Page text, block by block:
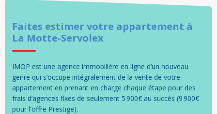
Faites estimer votre appartement à
La Motte-Servolex
IMOP est une agence immobilière en ligne d’un nouveau
genre qui s’occupe intégralement de la vente de votre
appartement en prenant en charge chaque étape pour des
frais d’agences fixes de seulement 5 900€ au succès (9 900€
pour l'offre Prestige).